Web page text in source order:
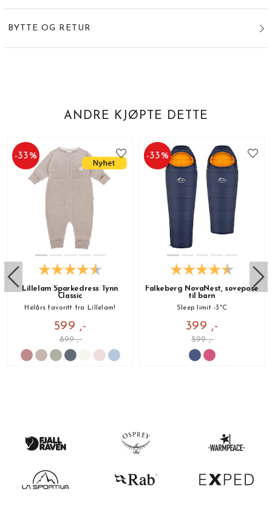
BYTTE OG RETUR
ANDRE KJØPTE DETTE
-33%
Lillelam Sparkedress Tynn
Classic
Helårs favoritt fra Lillelam!
599 ,-
899 ,-
-33%
Falkeberg NovaNest, sovepose
til barn
Sleep limit -3°C
399 ,-
599 ,-